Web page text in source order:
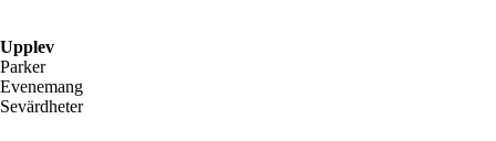
Upplev
Parker
Evenemang
Sevärdheter